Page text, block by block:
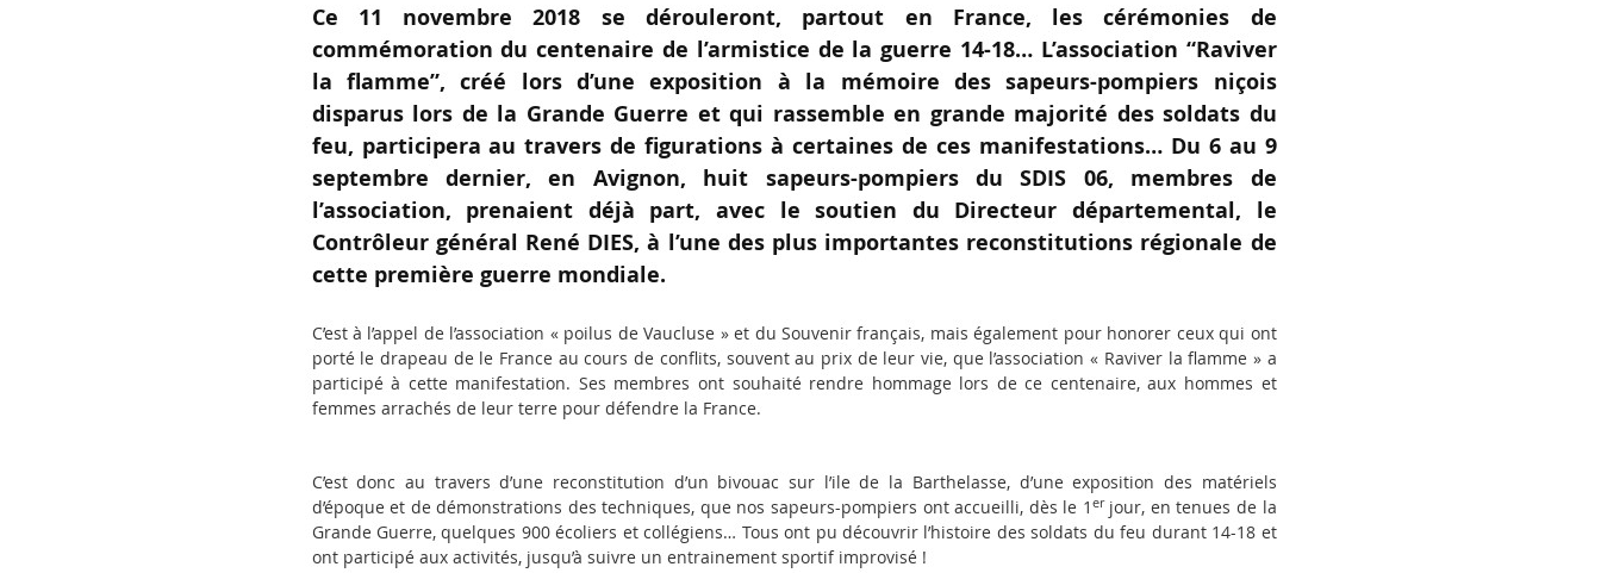
Ce 11 novembre 2018 se dérouleront, partout en France, les cérémonies de
commémoration du centenaire de l’armistice de la guerre 14-18… L’association “Raviver
la flamme”, créé lors d’une exposition à la mémoire des sapeurs-pompiers niçois
disparus lors de la Grande Guerre et qui rassemble en grande majorité des soldats du
feu, participera au travers de figurations à certaines de ces manifestations… Du 6 au 9
septembre dernier, en Avignon, huit sapeurs-pompiers du SDIS 06, membres de
l’association, prenaient déjà part, avec le soutien du Directeur départemental, le
Contrôleur général René DIES, à l’une des plus importantes reconstitutions régionale de
cette première guerre mondiale.
C’est à l’appel de l’association « poilus de Vaucluse » et du Souvenir français, mais également pour honorer ceux qui ont
porté le drapeau de le France au cours de conflits, souvent au prix de leur vie, que l’association « Raviver la flamme » a
participé à cette manifestation. Ses membres ont souhaité rendre hommage lors de ce centenaire, aux hommes et
femmes arrachés de leur terre pour défendre la France.
C’est donc au travers d’une reconstitution d’un bivouac sur l’ile de la Barthelasse, d’une exposition des matériels
d’époque et de démonstrations des techniques, que nos sapeurs-pompiers ont accueilli, dès le 1 erjour, en tenues de la
Grande Guerre, quelques 900 écoliers et collégiens… Tous ont pu découvrir l’histoire des soldats du feu durant 14-18 et
ont participé aux activités, jusqu’à suivre un entrainement sportif improvisé !